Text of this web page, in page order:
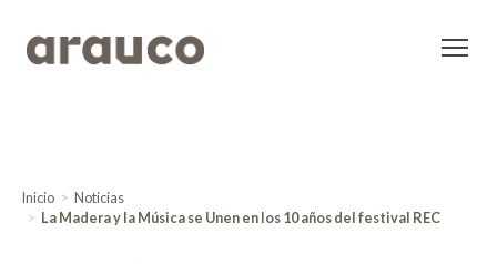
Inicio
Noticias
La Madera y la Música se Unen en los 10 años del festival REC